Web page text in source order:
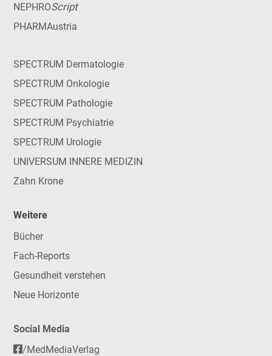
NEPHROScript
PHARMAustria
SPECTRUM Dermatologie
SPECTRUM Onkologie
SPECTRUM Pathologie
SPECTRUM Psychiatrie
SPECTRUM Urologie
UNIVERSUM INNERE MEDIZIN
Zahn Krone
Weitere
Bücher
Fach-Reports
Gesundheit verstehen
Neue Horizonte
Social Media
/MedMediaVerlag